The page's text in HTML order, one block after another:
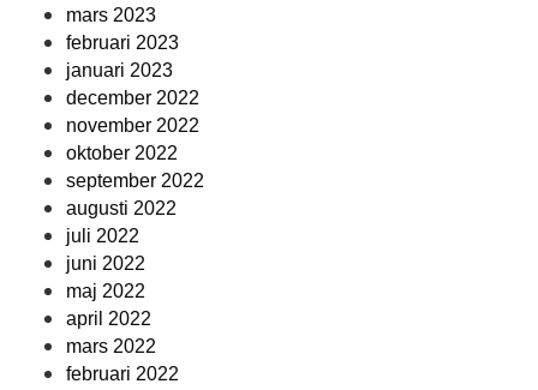
mars 2023
februari 2023
januari 2023
december 2022
november 2022
oktober 2022
september 2022
augusti 2022
juli 2022
juni 2022
maj 2022
april 2022
mars 2022
februari 2022